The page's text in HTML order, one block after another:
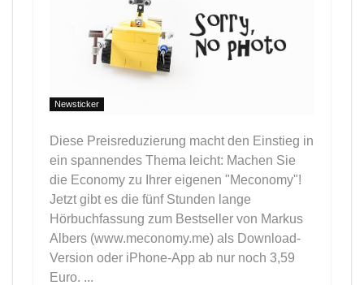
Newsticker
Diese Preisreduzierung macht den Einstieg in
ein spannendes Thema leicht: Machen Sie
die Economy zu Ihrer eigenen "Meconomy"!
Jetzt gibt es die fünf Stunden lange
Hörbuchfassung zum Bestseller von Markus
Albers (www.meconomy.me) als Download-
Version oder iPhone-App ab nur noch 3,59
Euro. ...